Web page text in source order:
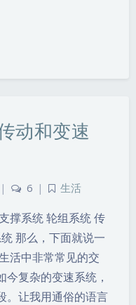
动和变速
| 6 | 生活
撑系统 轮组系统 传
那么，下面就说一
活中非常常见的交
复杂的变速系统，
。让我用通俗的语言